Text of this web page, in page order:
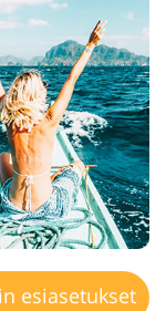
esiasetukset